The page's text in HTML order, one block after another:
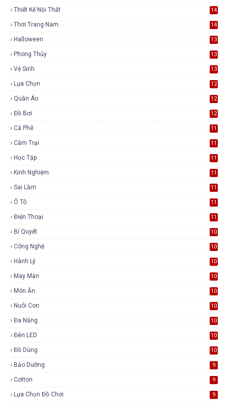
Thiết Kế Nội Thất 14
Thời Trang Nam 14
Halloween 13
Phong Thủy 13
Vệ Sinh 13
Lựa Chọn 12
Quần Áo 12
Đồ Bơi 12
Cà Phê 11
Cắm Trại 11
Học Tập 11
Kinh Nghiệm 11
Sai Lầm 11
Ô Tô 11
Điện Thoại 11
Bí Quyết 10
Công Nghệ 10
Hành Lý 10
May Mắn 10
Món Ăn 10
Nuôi Con 10
Đa Năng 10
Đèn LED 10
Đồ Dùng 10
Bảo Dưỡng 9
Cotton 9
Lựa Chọn Đồ Chơi 9